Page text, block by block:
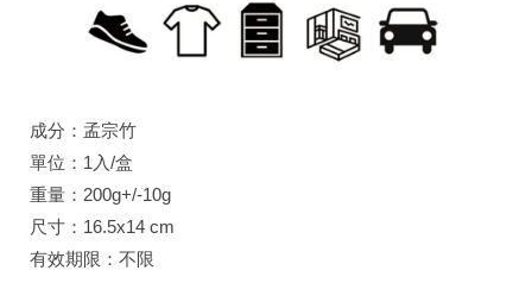
成分：孟宗竹
單位：1入/盒
重量：200g+/-10g
尺寸：16.5x14 cm
有效期限：不限